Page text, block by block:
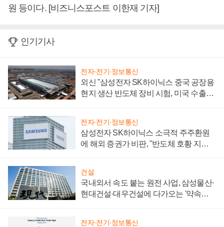
원 등이다. [비즈니스포스트 이한재 기자]
인기기사
전자·전기·정보통신
외신 "삼성전자 SK하이닉스 중국 공장용
현지 생산 반도체 장비 시험, 미국 수출통
전자·전기·정보통신
삼성전자 SK하이닉스 소극적 주주환원
에 해외 증권가 비판, "반도체 호황 지속
건설
국내외서 속도 붙는 원전 사업, 삼성물산·
현대건설·대우건설에 다가오는 '약속의
전자·전기·정보통신